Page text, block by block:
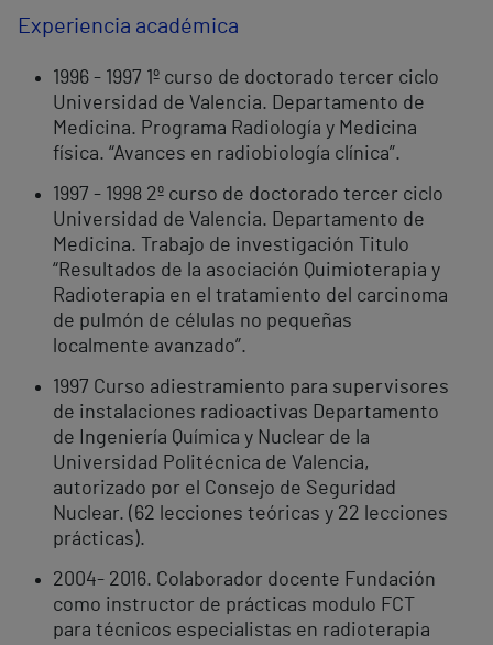
Experiencia académica
1996 - 1997 1º curso de doctorado tercer ciclo
Universidad de Valencia. Departamento de
Medicina. Programa Radiología y Medicina
física. “Avances en radiobiología clínica”.
1997 - 1998 2º curso de doctorado tercer ciclo
Universidad de Valencia. Departamento de
Medicina. Trabajo de investigación Titulo
“Resultados de la asociación Quimioterapia y
Radioterapia en el tratamiento del carcinoma
de pulmón de células no pequeñas
localmente avanzado”.
1997 Curso adiestramiento para supervisores
de instalaciones radioactivas Departamento
de Ingeniería Química y Nuclear de la
Universidad Politécnica de Valencia,
autorizado por el Consejo de Seguridad
Nuclear. (62 lecciones teóricas y 22 lecciones
prácticas).
2004- 2016. Colaborador docente Fundación
como instructor de prácticas modulo FCT
para técnicos especialistas en radioterapia